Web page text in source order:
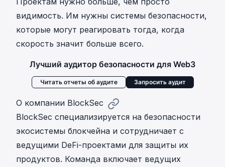
видимость. Им нужны системы безопасности,
которые могут реагировать тогда, когда
скорость значит больше всего.
Лучший аудитор безопасности для Web3
Читать отчеты об аудите Запросить аудит
О компании BlockSec
BlockSec специализируется на безопасности
экосистемы блокчейна и сотрудничает с
ведущими DeFi-проектами для защиты их
продуктов. Команда включает ведущих